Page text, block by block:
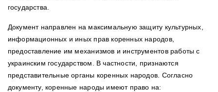
государства.
Документ направлен на максимальную защиту культурных,
информационных и иных прав коренных народов,
предоставление им механизмов и инструментов работы с
украинским государством. В частности, признаются
представительные органы коренных народов. Согласно
документу, коренные народы имеют право на: